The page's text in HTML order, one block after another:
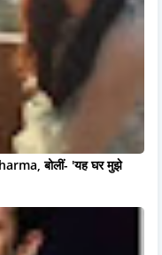
बोलीं- 'यह घर मुझे